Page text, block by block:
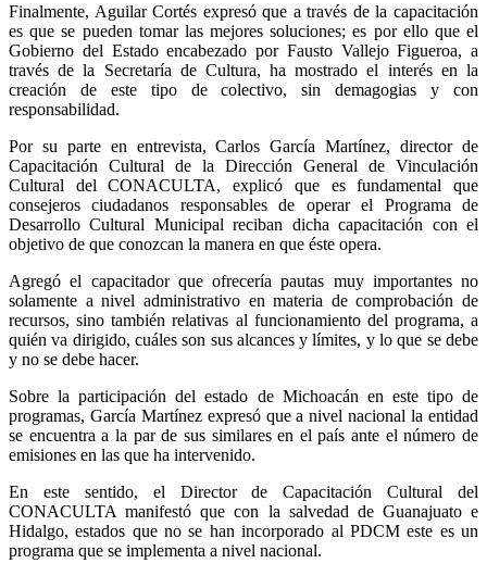
Finalmente, Aguilar Cortés expresó que a través de la capacitación
es que se pueden tomar las mejores soluciones; es por ello que el
Gobierno del Estado encabezado por Fausto Vallejo Figueroa, a
través de la Secretaría de Cultura, ha mostrado el interés en la
creación de este tipo de colectivo, sin demagogias y con
responsabilidad.
Por su parte en entrevista, Carlos García Martínez, director de
Capacitación Cultural de la Dirección General de Vinculación
Cultural del CONACULTA, explicó que es fundamental que
consejeros ciudadanos responsables de operar el Programa de
Desarrollo Cultural Municipal reciban dicha capacitación con el
objetivo de que conozcan la manera en que éste opera.
Agregó el capacitador que ofrecería pautas muy importantes no
solamente a nivel administrativo en materia de comprobación de
recursos, sino también relativas al funcionamiento del programa, a
quién va dirigido, cuáles son sus alcances y límites, y lo que se debe
y no se debe hacer.
Sobre la participación del estado de Michoacán en este tipo de
programas, García Martínez expresó que a nivel nacional la entidad
se encuentra a la par de sus similares en el país ante el número de
emisiones en las que ha intervenido.
En este sentido, el Director de Capacitación Cultural del
CONACULTA manifestó que con la salvedad de Guanajuato e
Hidalgo, estados que no se han incorporado al PDCM este es un
programa que se implementa a nivel nacional.